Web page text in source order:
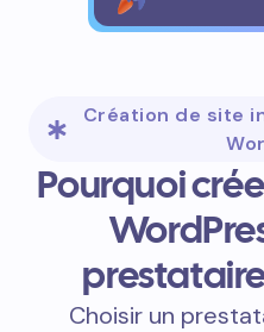
Création de site
Pourquoi
Choisir un